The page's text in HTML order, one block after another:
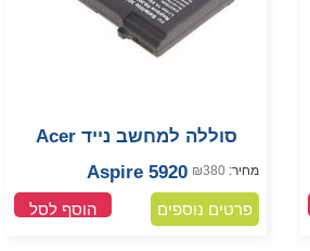
סוללה למחשב נייד Acer
Aspire 5920
מחיר: ₪380
פרטים נוספים הוסף לסל